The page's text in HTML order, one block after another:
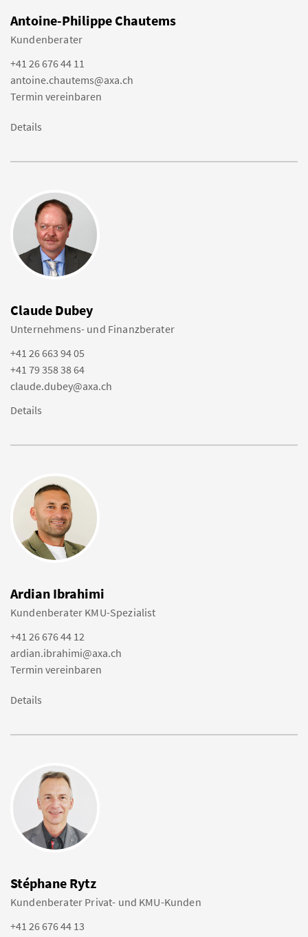
Antoine-Philippe Chautems
Kundenberater
+41 26 676 44 11
antoine.chautems@axa.ch
Termin vereinbaren
Details
Claude Dubey
Unternehmens- und Finanzberater
+41 26 663 94 05
+41 79 358 38 64
claude.dubey@axa.ch
Details
Ardian Ibrahimi
Kundenberater KMU-Spezialist
+41 26 676 44 12
ardian.ibrahimi@axa.ch
Termin vereinbaren
Details
Stéphane Rytz
Kundenberater Privat- und KMU-Kunden
+41 26 676 44 13